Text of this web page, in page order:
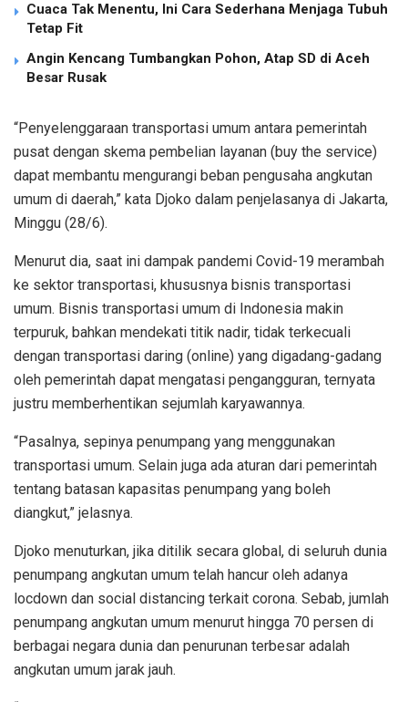
Cuaca Tak Menentu, Ini Cara Sederhana Menjaga Tubuh
Tetap Fit
Angin Kencang Tumbangkan Pohon, Atap SD di Aceh
Besar Rusak
“Penyelenggaraan transportasi umum antara pemerintah
pusat dengan skema pembelian layanan (buy the service)
dapat membantu mengurangi beban pengusaha angkutan
umum di daerah,” kata Djoko dalam penjelasanya di Jakarta,
Minggu (28/6).
Menurut dia, saat ini dampak pandemi Covid-19 merambah
ke sektor transportasi, khususnya bisnis transportasi
umum. Bisnis transportasi umum di Indonesia makin
terpuruk, bahkan mendekati titik nadir, tidak terkecuali
dengan transportasi daring (online) yang digadang-gadang
oleh pemerintah dapat mengatasi pengangguran, ternyata
justru memberhentikan sejumlah karyawannya.
“Pasalnya, sepinya penumpang yang menggunakan
transportasi umum. Selain juga ada aturan dari pemerintah
tentang batasan kapasitas penumpang yang boleh
diangkut,” jelasnya.
Djoko menuturkan, jika ditilik secara global, di seluruh dunia
penumpang angkutan umum telah hancur oleh adanya
locdown dan social distancing terkait corona. Sebab, jumlah
penumpang angkutan umum menurut hingga 70 persen di
berbagai negara dunia dan penurunan terbesar adalah
angkutan umum jarak jauh.